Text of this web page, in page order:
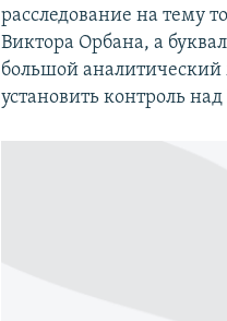
расследование на тему
Виктора Орбана, а
большой аналитический
установить контроль